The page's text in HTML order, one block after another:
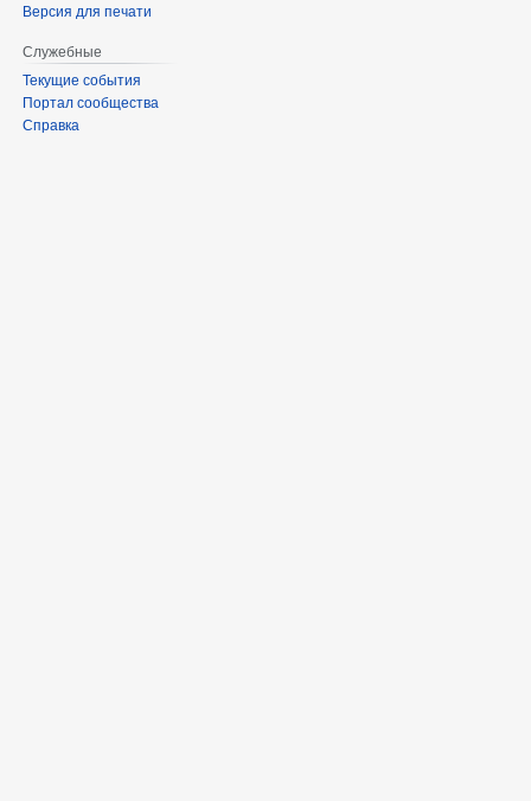
Версия для печати
Служебные
Текущие события
Портал сообщества
Справка